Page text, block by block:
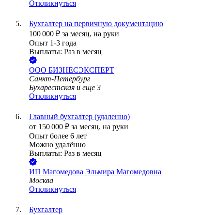
Откликнуться
Бухгалтер на первичную документацию
100 000 ₽ за месяц, на руки
Опыт 1-3 года
Выплаты: Раз в месяц
ООО БИЗНЕСЭКСПЕРТ
Санкт-Петербург
Бухарестская и еще 3
Откликнуться
Главный бухгалтер (удаленно)
от 150 000 ₽ за месяц, на руки
Опыт более 6 лет
Можно удалённо
Выплаты: Раз в месяц
ИП Магомедова Эльмира Магомедовна
Москва
Откликнуться
Бухгалтер